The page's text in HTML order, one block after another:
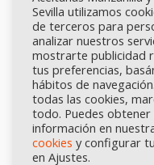
Calidad certificada
Sevilla utilizamos
de terceros para
analizar nuestros
mostrarte publicidad
tus preferencias,
hábitos de
todas las cookies,
todo. Puedes obtener
información en
cookies y configurar
en Ajustes.